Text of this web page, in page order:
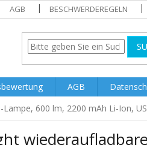
AGB BESCHWERDEREGELN
AGB
600 lm, 2200 mAh Li-Ion,